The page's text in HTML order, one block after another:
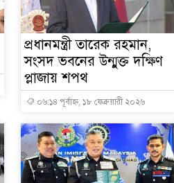
প্রধানমন্ত্রী তারেক রহমান,
সংসদ ভবনের উন্মুক্ত দক্ষিণ
প্লাজায় শপথ
০৬:১৪ পূর্বাহ্ন, ১৮ ফেব্রুয়ারী ২০২৬